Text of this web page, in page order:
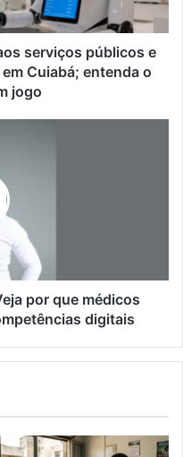
serviços públicos e
Cuiabá; entenda o
jogo
por que médicos
digitais